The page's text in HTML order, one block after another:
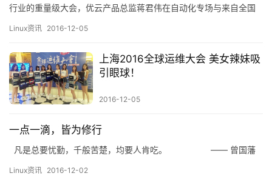
行业的重量级大会，优云产品总监蒋君伟在自动化专场与来自全国
情绪热烈，气氛高涨，成为了本届全球运维大会的一大亮点。 全新
场很多大牛针对自动化运维管理中的CMDB进行了激烈的讨…
Linux资讯 2016-12-05
上海2016全球运维大会 美女辣妹吸
引眼球！
2016-12-05
一点一滴，皆为修行
凡是总要忧勤，千般苦楚，均要人肯吃。 —— 曾国藩
Linux资讯 2016-12-02